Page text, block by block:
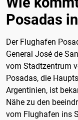
Posadas
Der Flughafen
General José de
vom Stadtzentrum
Posadas, die
Argentinien, ist
Nähe zu den
vom Flughafen ins